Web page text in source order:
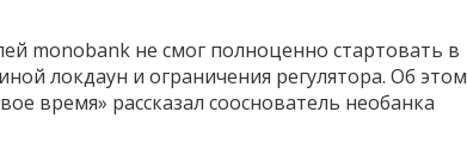
monobank не смог полноценно стартовать в
локдаун и ограничения регулятора. Об этом
время» рассказал сооснователь необанка